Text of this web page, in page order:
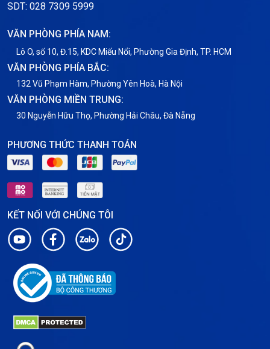
SDT: 028 7309 5999
VĂN PHÒNG PHÍA NAM:
Lô O, số 10, Đ.15, KDC Miếu Nổi, Phường Gia Định, TP. HCM
VĂN PHÒNG PHÍA BẮC:
132 Vũ Phạm Hàm, Phường Yên Hoà, Hà Nội
VĂN PHÒNG MIỀN TRUNG:
30 Nguyễn Hữu Thọ, Phường Hải Châu, Đà Nẵng
PHƯƠNG THỨC THANH TOÁN
KẾT NỐI VỚI CHÚNG TÔI